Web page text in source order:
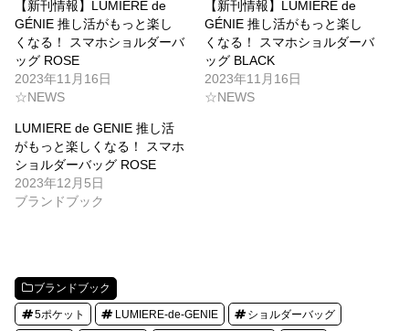
【新刊情報】LUMIÈRE de
GÉNIE 推し活がもっと楽し
くなる！ スマホショルダーバ
ッグ ROSE
2023年11月16日
☆NEWS
【新刊情報】LUMIÈRE de
GÉNIE 推し活がもっと楽し
くなる！ スマホショルダーバ
ッグ BLACK
2023年11月16日
☆NEWS
LUMIERE de GENIE 推し活
がもっと楽しくなる！ スマホ
ショルダーバッグ ROSE
2023年12月5日
ブランドブック
ブランドブック
5ポケット LUMIERE-de-GENIE ショルダーバッグ